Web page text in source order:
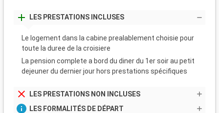
LES PRESTATIONS INCLUSES
Le logement dans la cabine prealablement choisie pour
toute la duree de la croisiere
La pension complete a bord du diner du 1er soir au petit
dejeuner du dernier jour hors prestations spécifiques
LES PRESTATIONS NON INCLUSES
LES FORMALITÉS DE DÉPART